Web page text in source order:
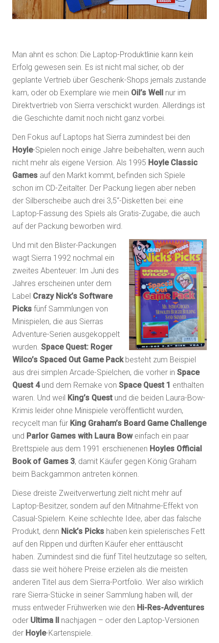
Man ahnt es schon: Die Laptop-Produktlinie kann kein
Erfolg gewesen sein. Es ist nicht mal sicher, ob der
geplante Vertrieb über Geschenk-Shops jemals zustande
kam, oder ob Exemplare wie mein Oil’s Well
nur im
Direktvertrieb von Sierra verschickt wurden. Allerdings ist
die Geschichte damit noch nicht ganz vorbei.
Den Fokus auf Laptops hat Sierra zumindest bei den
Hoyle-Spielen noch einige Jahre beibehalten, wenn auch
nicht mehr als eigene Version. Als 1995 Hoyle Classic
Games auf den Markt kommt, befinden sich Spiele
schon im CD-Zeitalter. Der Packung liegen aber neben
der Silberscheibe auch drei 3,5“-Disketten bei: eine
Laptop-Fassung des Spiels als Gratis-Zugabe, die auch
auf der Packung beworben wird.
Und mit den Blister-Packungen
wagt Sierra 1992 nochmal ein
zweites Abenteuer: Im Juni des
Jahres erscheinen unter dem
Label Crazy Nick’s Software
Picks fünf Sammlungen von
Minispielen, die aus Sierras
Adventure-Serien ausgekoppelt
wurden. Space Quest: Roger
Wilco’s Spaced Out Game Packbesteht zum Beispiel
aus drei simplen Arcade-Spielchen, die vorher in Space
Quest 4und dem Remake von Space Quest 1 enthalten
waren. Und weil King’s Quest und die beiden Laura-Bow-
Krimis leider ohne Minispiele veröffentlicht wurden,
recycelt man für King Graham’s Board Game Challenge
und Parlor Games with Laura Boweinfach ein paar
Brettspiele aus dem 1991 erschienenen Hoyles Official
Book of Games 3, damit Käufer gegen König Graham
beim Backgammon antreten können.
Diese dreiste Zweitverwertung zielt nicht mehr auf
Laptop-Besitzer, sondern auf den Mitnahme-Effekt von
Casual-Spielern. Keine schlechte Idee, aber das falsche
Produkt, denn Nick’s Picks haben kein spielerisches Fett
auf den Rippen und dürften Käufer eher enttäuscht
haben. Zumindest sind die fünf Titel heutzutage so selten,
dass sie weit höhere Preise erzielen als die meisten
anderen Titel aus dem Sierra-Portfolio. Wer also wirklich
rare Sierra-Stücke in seiner Sammlung haben will, der
muss entweder Frühwerken wie den Hi-Res-Adventures
oder Ultima II
nachjagen – oder den Laptop-Versionen
der Hoyle-Kartenspiele.